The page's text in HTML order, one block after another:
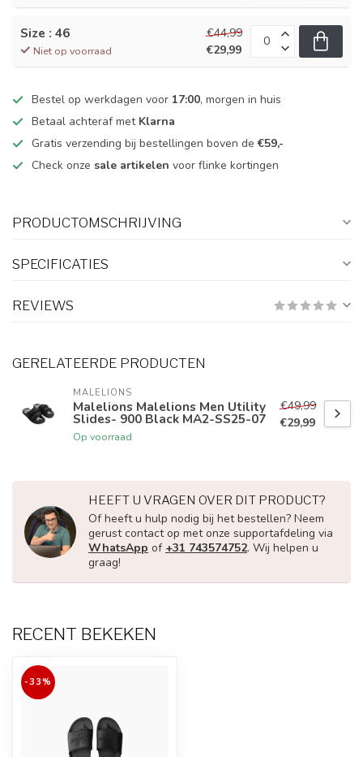
Size : 46
Niet op voorraad
€44,99
€29,99
Bestel op werkdagen voor 17:00, morgen in huis
Betaal achteraf met Klarna
Gratis verzending bij bestellingen boven de€59,-
Check onze sale artikelen voor flinke kortingen
PRODUCTOMSCHRIJVING
SPECIFICATIES
REVIEWS
GERELATEERDE PRODUCTEN
MALELIONS
Malelions Malelions Men Utility
Slides- 900 Black MA2-SS25-07
Op voorraad
€49,99
€29,99
HEEFT U VRAGEN OVER DIT PRODUCT?
Of heeft u hulp nodig bij het bestellen? Neem
gerust contact op met onze supportafdeling via
WhatsApp of +31 743574752. Wij helpen u
graag!
RECENT BEKEKEN
-33%